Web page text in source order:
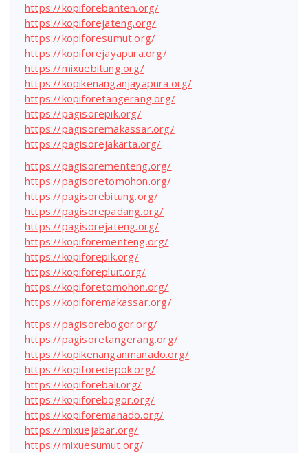
https://kopiforebanten.org/
https://kopiforejateng.org/
https://kopiforesumut.org/
https://kopiforejayapura.org/
https://mixuebitung.org/
https://kopikenanganjayapura.org/
https://kopiforetangerang.org/
https://pagisorepik.org/
https://pagisoremakassar.org/
https://pagisorejakarta.org/
https://pagisorementeng.org/
https://pagisoretomohon.org/
https://pagisorebitung.org/
https://pagisorepadang.org/
https://pagisorejateng.org/
https://kopiforementeng.org/
https://kopiforepik.org/
https://kopiforepluit.org/
https://kopiforetomohon.org/
https://kopiforemakassar.org/
https://pagisorebogor.org/
https://pagisoretangerang.org/
https://kopikenanganmanado.org/
https://kopiforedepok.org/
https://kopiforebali.org/
https://kopiforebogor.org/
https://kopiforemanado.org/
https://mixuejabar.org/
https://mixuesumut.org/